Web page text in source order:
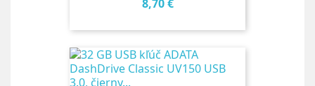
8,70 €